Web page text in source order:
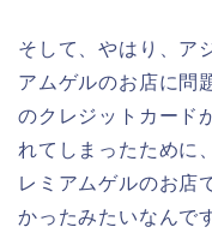
そして、やはり、ア
アムゲルのお店に問
のクレジットカード
れてしまったために
レミアムゲルのお店
かったみたいなんで